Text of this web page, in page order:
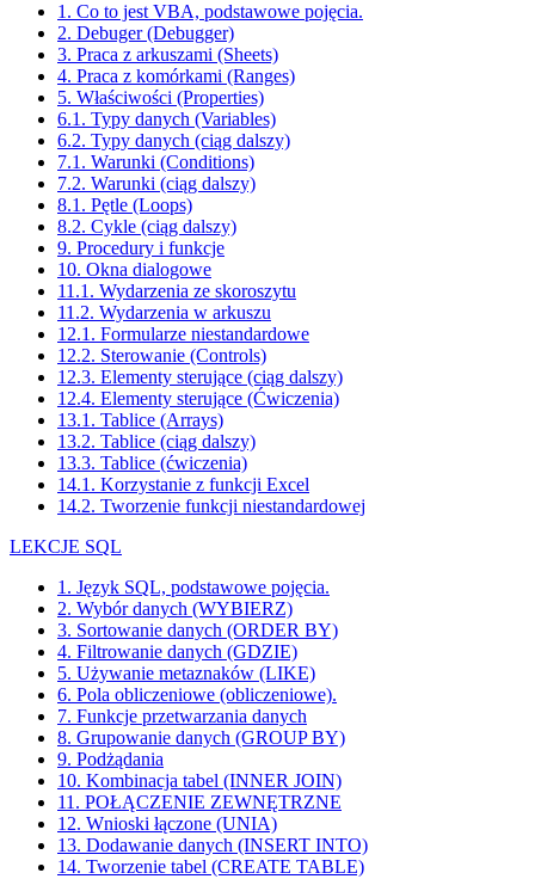
1. Co to jest VBA, podstawowe pojęcia.
2. Debuger (Debugger)
3. Praca z arkuszami (Sheets)
4. Praca z komórkami (Ranges)
5. Właściwości (Properties)
6.1. Typy danych (Variables)
6.2. Typy danych (ciąg dalszy)
7.1. Warunki (Conditions)
7.2. Warunki (ciąg dalszy)
8.1. Pętle (Loops)
8.2. Cykle (ciąg dalszy)
9. Procedury i funkcje
10. Okna dialogowe
11.1. Wydarzenia ze skoroszytu
11.2. Wydarzenia w arkuszu
12.1. Formularze niestandardowe
12.2. Sterowanie (Controls)
12.3. Elementy sterujące (ciąg dalszy)
12.4. Elementy sterujące (Ćwiczenia)
13.1. Tablice (Arrays)
13.2. Tablice (ciąg dalszy)
13.3. Tablice (ćwiczenia)
14.1. Korzystanie z funkcji Excel
14.2. Tworzenie funkcji niestandardowej
LEKCJE SQL
1. Język SQL, podstawowe pojęcia.
2. Wybór danych (WYBIERZ)
3. Sortowanie danych (ORDER BY)
4. Filtrowanie danych (GDZIE)
5. Używanie metaznaków (LIKE)
6. Pola obliczeniowe (obliczeniowe).
7. Funkcje przetwarzania danych
8. Grupowanie danych (GROUP BY)
9. Podżądania
10. Kombinacja tabel (INNER JOIN)
11. POŁĄCZENIE ZEWNĘTRZNE
12. Wnioski łączone (UNIA)
13. Dodawanie danych (INSERT INTO)
14. Tworzenie tabel (CREATE TABLE)